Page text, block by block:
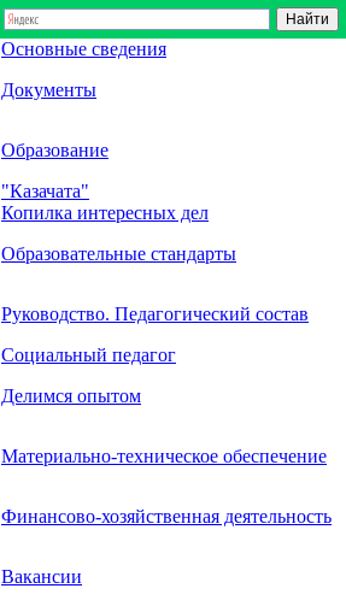
Основные сведения
Документы
Образование
"Казачата"
Копилка интересных дел
Образовательные стандарты
Руководство. Педагогический состав
Социальный педагог
Делимся опытом
Материально-техническое обеспечение
Финансово-хозяйственная деятельность
Вакансии